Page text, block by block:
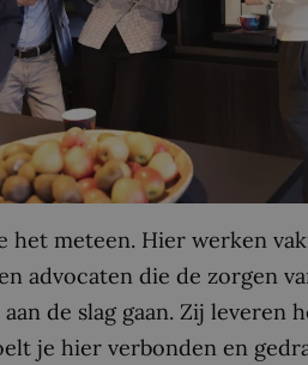
het meteen. Hier werken
advocaten die de zorgen
de slag gaan. Zij leveren
je hier verbonden en